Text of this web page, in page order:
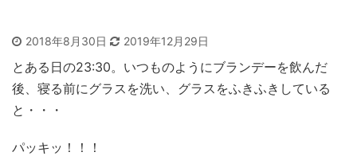
2018年8月30日 2019年12月29日
とある日の23:30。いつものようにブランデーを飲んだ
後、寝る前にグラスを洗い、グラスをふきふきしている
と・・・
パッキッ！！！